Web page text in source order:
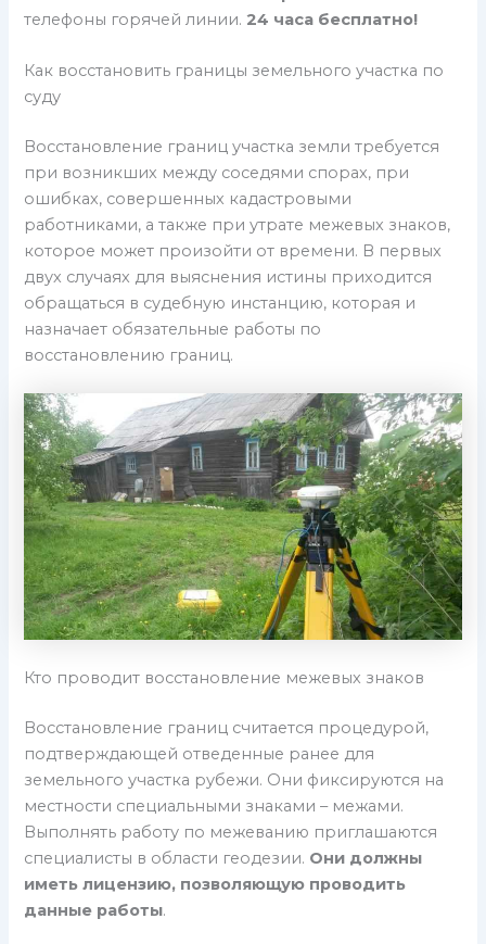
телефоны горячей линии. 24 часа бесплатно!
Как восстановить границы земельного участка по
суду
Восстановление границ участка земли требуется
при возникших между соседями спорах, при
ошибках, совершенных кадастровыми
работниками, а также при утрате межевых знаков,
которое может произойти от времени. В первых
двух случаях для выяснения истины приходится
обращаться в судебную инстанцию, которая и
назначает обязательные работы по
восстановлению границ.
Кто проводит восстановление межевых знаков
Восстановление границ считается процедурой,
подтверждающей отведенные ранее для
земельного участка рубежи. Они фиксируются на
местности специальными знаками – межами.
Выполнять работу по межеванию приглашаются
специалисты в области геодезии. Они должны
иметь лицензию, позволяющую проводить
данные работы.